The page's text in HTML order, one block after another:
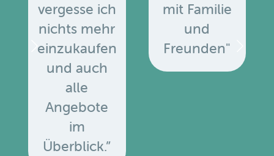
vergesse ich
nichts mehr
einzukaufen
und auch
alle
Angebote
im
Überblick.”
mit Familie
und
Freunden"